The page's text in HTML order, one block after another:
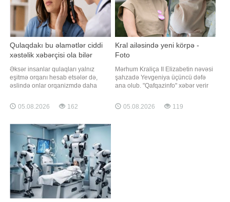
Qulaqdakı bu əlamətlər ciddi
xəstəlik xəbərçisi ola bilər
Əksər insanlar qulaqları yalnız
eşitmə orqanı hesab etsələr də,
əslində onlar orqanizmdə daha
Daxili qulaqda yerləşən tarazlıq
sistemi sayəsində insan ayaq üstə
mühitdə istiqamətini müəyyən edə
bilir. Həkimlər bildirirlər ki, eşitmənin
05.08.2026 162
Kral ailəsində yeni körpə -
Foto
Mərhum Kraliça II Elizabetin nəvəsi
şahzadə Yevgeniya üçüncü dəfə
ana olub. "Qafqazinfo" xəbər verir
açıqlama yayıb. Məlumata görə,
şahzadə və həyat yoldaşı Cek
05.08.2026 119